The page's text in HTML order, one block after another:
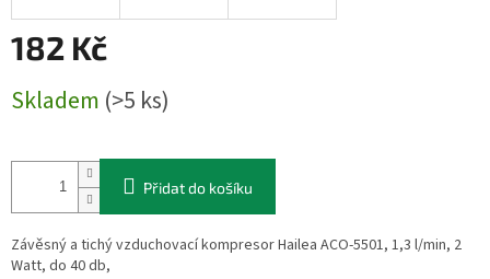
182 Kč
cena:
Skladem (>5 ks)
Přidat do košíku
Závěsný a tichý vzduchovací kompresor Hailea ACO-5501, 1,3 l/min, 2
Watt, do 40 db,